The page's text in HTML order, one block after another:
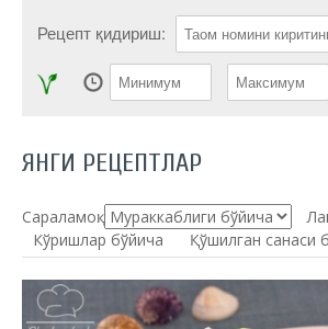
Рецепт қидириш:
ЯНГИ РЕЦЕПТЛАР
Сараламоқ:
Кўришлар бўйича
Қўшилган санаси